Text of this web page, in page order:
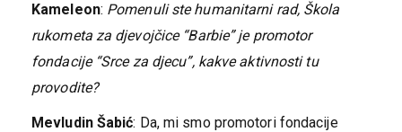
Kameleon: Pomenuli ste humanitarni rad, Škola
rukometa za djevojčice “Barbie” je promotor
fondacije “Srce za djecu”, kakve aktivnosti tu
provodite?
Mevludin Šabić: Da, mi smo promotori fondacije